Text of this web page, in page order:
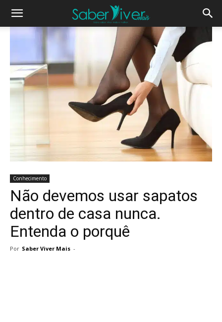
Conhecimento
Não devemos usar sapatos
dentro de casa nunca.
Entenda o porquê
Por Saber Viver Mais -